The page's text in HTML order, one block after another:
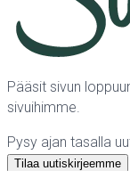
Pääsit sivun
sivuihimme.
Pysy ajan tasalla
Tilaa uutiskirjeemme